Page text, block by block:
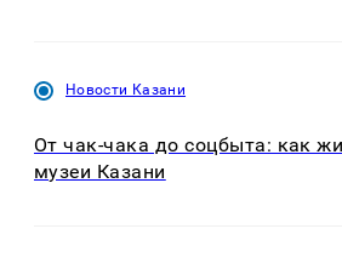
Новости Казани
От чак-чака до соцбыта: как
музеи Казани